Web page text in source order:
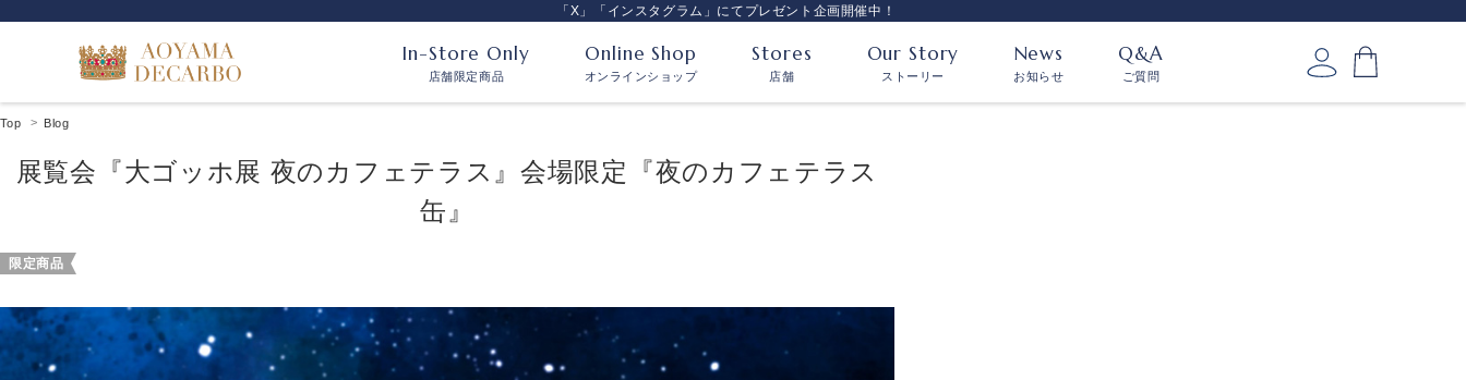
「X」「インスタグラム」にてプレゼント企画開催中！
In-Store Only
店舗限定商品
Online Shop
オンラインショップ
Stores
店舗
Our Story
ストーリー
News
お知らせ
Q&A
ご質問
Top Blog
展覧会『大ゴッホ展 夜のカフェテラス』会場限定『夜のカフェテラス
缶』
限定商品